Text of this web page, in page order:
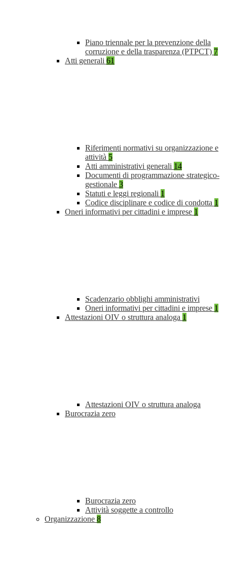
Piano triennale per la prevenzione della
corruzione e della trasparenza (PTPCT) 7
Atti generali 61
Riferimenti normativi su organizzazione e
attività 5
Atti amministrativi generali 14
Documenti di programmazione strategico-
gestionale 3
Statuti e leggi regionali 1
Codice disciplinare e codice di condotta 1
Oneri informativi per cittadini e imprese 1
Scadenzario obblighi amministrativi
Oneri informativi per cittadini e imprese 1
Attestazioni OIV o struttura analoga 1
Attestazioni OIV o struttura analoga
Burocrazia zero
Burocrazia zero
Attività soggette a controllo
Organizzazione 8